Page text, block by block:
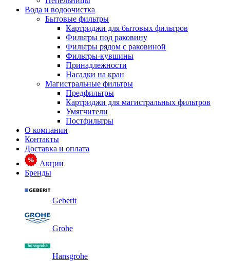
Вода и водоочистка
Бытовые фильтры
Картриджи для бытовых фильтров
Фильтры под раковину
Фильтры рядом с раковиной
Фильтры-кувшины
Принадлежности
Насадки на кран
Магистральные фильтры
Предфильтры
Картриджи для магистральных фильтров
Умягчители
Постфильтры
О компании
Контакты
Доставка и оплата
Акции
Бренды
Geberit
Grohe
Hansgrohe